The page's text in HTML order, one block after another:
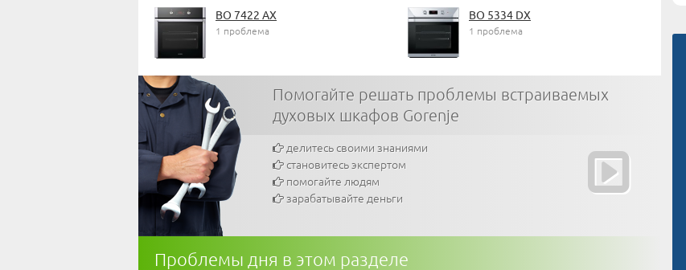
BO 7422 AX
1 проблема
BO 5334 DX
1 проблема
Помогайте решать проблемы встраиваемых
духовых шкафов Gorenje
делитесь своими знаниями
становитесь экспертом
помогайте людям
зарабатывайте деньги
Проблемы дня в этом разделе